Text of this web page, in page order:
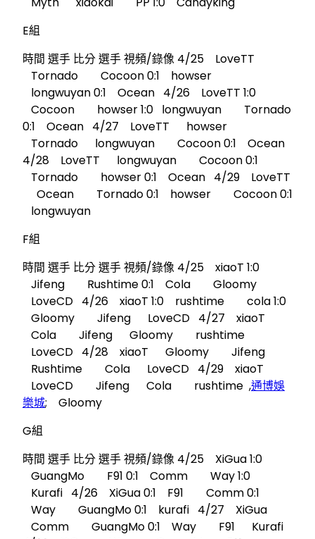
E組
時間 選手 比分 選手 視頻/錄像 4/25 LoveTT
Tornado Cocoon 0:1 howser
longwuyan 0:1 Ocean 4/26 LoveTT 1:0
Cocoon howser 1:0 longwuyan Tornado
0:1 Ocean 4/27 LoveTT howser
Tornado longwuyan Cocoon 0:1 Ocean
4/28 LoveTT longwuyan Cocoon 0:1
Tornado howser 0:1 Ocean 4/29 LoveTT
Ocean Tornado 0:1 howser Cocoon 0:1
longwuyan
F組
時間 選手 比分 選手 視頻/錄像 4/25 xiaoT 1:0
Jifeng Rushtime 0:1 Cola Gloomy
LoveCD 4/26 xiaoT 1:0 rushtime cola 1:0
Gloomy Jifeng LoveCD 4/27 xiaoT
Cola Jifeng Gloomy rushtime
LoveCD 4/28 xiaoT Gloomy Jifeng
Rushtime Cola LoveCD 4/29 xiaoT
LoveCD Jifeng Cola rushtime ,通博娛
樂城; Gloomy
G組
時間 選手 比分 選手 視頻/錄像 4/25 XiGua 1:0
GuangMo F91 0:1 Comm Way 1:0
Kurafi 4/26 XiGua 0:1 F91 Comm 0:1
Way GuangMo 0:1 kurafi 4/27 XiGua
Comm GuangMo 0:1 Way F91 Kurafi